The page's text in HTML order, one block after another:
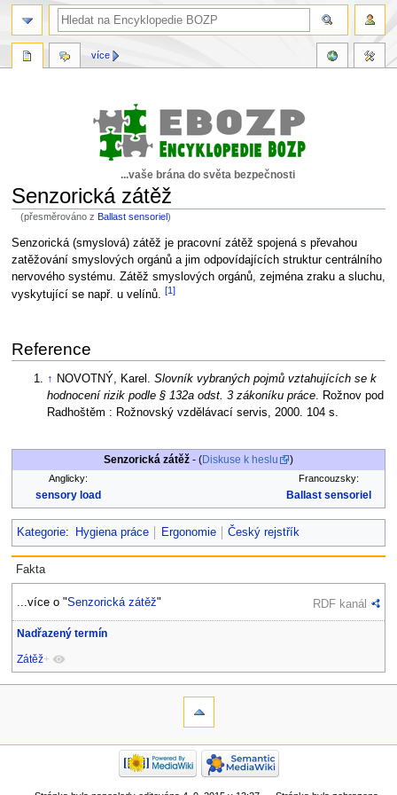
...vaše brána do světa bezpečnosti
Senzorická zátěž
(přesměrováno z Ballast sensoriel)
Skočit
na
navigaci
Skočit
na
vyhledávání
Senzorická (smyslová) zátěž je pracovní zátěž spojená s převahou
zatěžování smyslových orgánů a jim odpovídajících struktur centrálního
nervového systému. Zátěž smyslových orgánů, zejména zraku a sluchu,
vyskytující se např. u velínů. [1]
Reference
↑ NOVOTNÝ, Karel.Slovník vybraných pojmů vztahujících se k
hodnocení rizik podle § 132a odst. 3 zákoníku práce. Rožnov pod
Radhoštěm : Rožnovský vzdělávací servis, 2000. 104 s.
Senzorická zátěž - (Diskuse k heslu )
Anglicky: Francouzsky:
sensory load Ballast sensoriel
Kategorie: Hygiena práce Ergonomie Český rejstřík
Fakta
...více o "Senzorická zátěž" RDF kanál
Nadřazený termín
Zátěž+
více